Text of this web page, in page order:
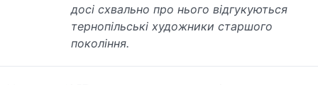
досі схвально про нього відгукуються
тернопільські художники старшого
покоління.